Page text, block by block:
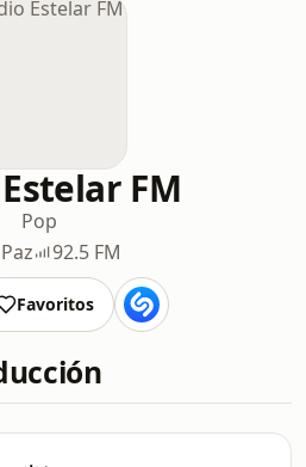
FM
Pop
92.5 FM
Favoritos